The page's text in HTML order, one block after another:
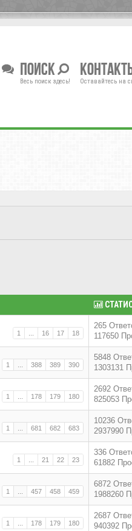
Поиск
Весь поиск здесь! Оставайтесь на
1 16 17 18
265
117650
1 388 389 390
5848
1303131
1 178 179 180
2692
825053
1 681 682 683
10236
2937990
1 21 22 23
336
61882
1 457 458 459
6872
1988260
1 178 179 180
2687
940392